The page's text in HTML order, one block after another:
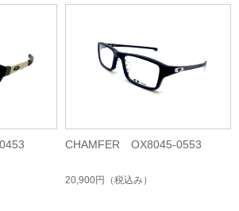
CHAMFER OX8045-0553
20,900円 （税込み）